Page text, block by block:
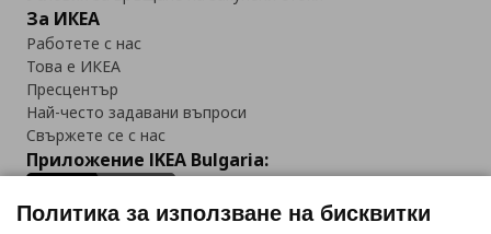
За ИКЕА
Работете с нас
Това е ИКЕА
Пресцентър
Най-често задавани въпроси
Свържете се с нас
Приложение IKEA Bulgaria:
Политика за използване на бисквитки